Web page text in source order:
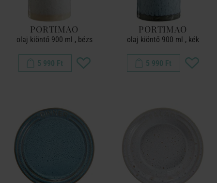
PORTIMAO
olaj kiöntő 900 ml , bézs
5 990 Ft
PORTIMAO
olaj kiöntő 900 ml , kék
5 990 Ft